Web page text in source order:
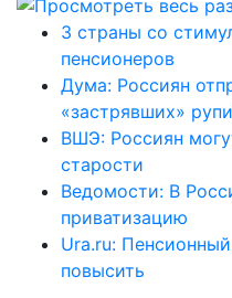
3 страны со
пенсионеров
Дума: Россиян
«застрявших»
ВШЭ: Россиян
старости
Ведомости: В
приватизацию
Ura.ru:
повысить